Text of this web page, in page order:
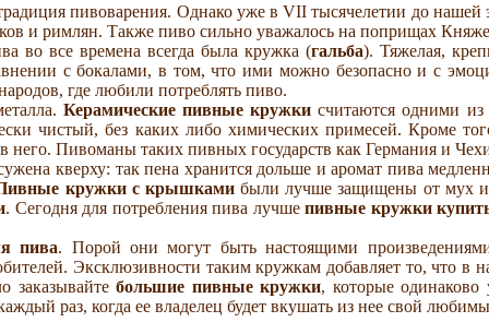
пивоварения. Однако уже в VII тысячелетии до
и римлян. Также пиво сильно уважалось на поприщах
во все времена всегда была кружка (гальба). Тяжелая,
с бокалами, в том, что ими можно безопасно и с
где любили потреблять пиво.
Керамические пивные кружки считаются одними
чистый, без каких либо химических примесей. Кроме
него. Пивоманы таких пивных государств как Германия и
кверху: так пена хранится дольше и аромат пива
кружки с крышкамибыли лучше защищены от мух и
. Сегодня для потребления пива лучше пивные кружки
пива. Порой они могут быть настоящими
Эксклюзивности таким кружкам добавляет то, что в
заказывайтебольшие пивные кружки, которые одинаково
раз, когда ее владелец будет вкушать из нее свой